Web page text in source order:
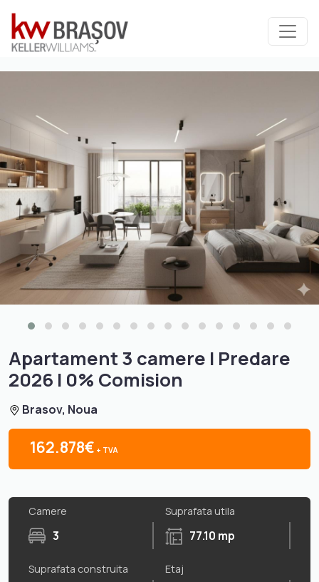
Apartament 3 camere I Predare
2026 I 0% Comision
Brasov, Noua
162.878€ + TVA
Camere
3
Suprafata utila
77.10 mp
Suprafata construita Etaj